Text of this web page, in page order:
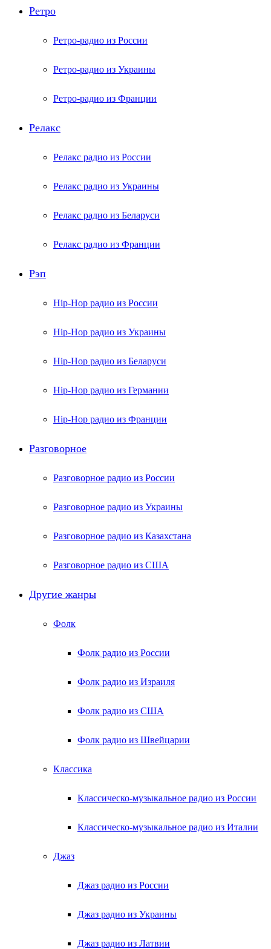
Ретро
Ретро-радио из России
Ретро-радио из Украины
Ретро-радио из Франции
Релакс
Релакс радио из России
Релакс радио из Украины
Релакс радио из Беларуси
Релакс радио из Франции
Рэп
Hip-Hop радио из России
Hip-Hop радио из Украины
Hip-Hop радио из Беларуси
Hip-Hop радио из Германии
Hip-Hop радио из Франции
Разговорное
Разговорное радио из России
Разговорное радио из Украины
Разговорное радио из Казахстана
Разговорное радио из США
Другие жанры
Фолк
Фолк радио из России
Фолк радио из Израиля
Фолк радио из США
Фолк радио из Швейцарии
Классика
Классическо-музыкальное радио из России
Классическо-музыкальное радио из Италии
Джаз
Джаз радио из России
Джаз радио из Украины
Джаз радио из Латвии